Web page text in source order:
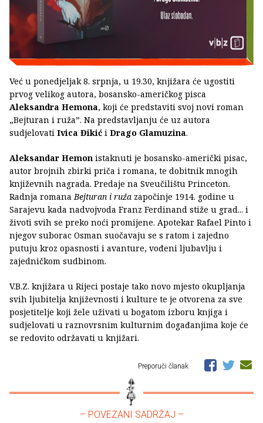
Već u ponedjeljak 8. srpnja, u 19.30, knjižara će ugostiti
prvog velikog autora, bosansko-američkog pisca
Aleksandra Hemona, koji će predstaviti svoj novi roman
„Bejturan i ruža”. Na predstavljanju će uz autora
sudjelovati Ivica Đikić i Drago Glamuzina.
Aleksandar Hemon istaknuti je bosansko-američki pisac,
autor brojnih zbirki priča i romana, te dobitnik mnogih
književnih nagrada. Predaje na Sveučilištu Princeton.
Radnja romana Bejturan i ruža započinje 1914. godine u
Sarajevu kada nadvojvoda Franz Ferdinand stiže u grad... i
životi svih se preko noći promijene. Apotekar Rafael Pinto i
njegov suborac Osman suočavaju se s ratom i zajedno
putuju kroz opasnosti i avanture, vođeni ljubavlju i
zajedničkom sudbinom.
V.B.Z. knjižara u Rijeci postaje tako novo mjesto okupljanja
svih ljubitelja književnosti i kulture te je otvorena za sve
posjetitelje koji žele uživati u bogatom izboru knjiga i
sudjelovati u raznovrsnim kulturnim događanjima koje će
se redovito održavati u knjižari.
Preporuči članak
– POVEZANI SADRŽAJ –